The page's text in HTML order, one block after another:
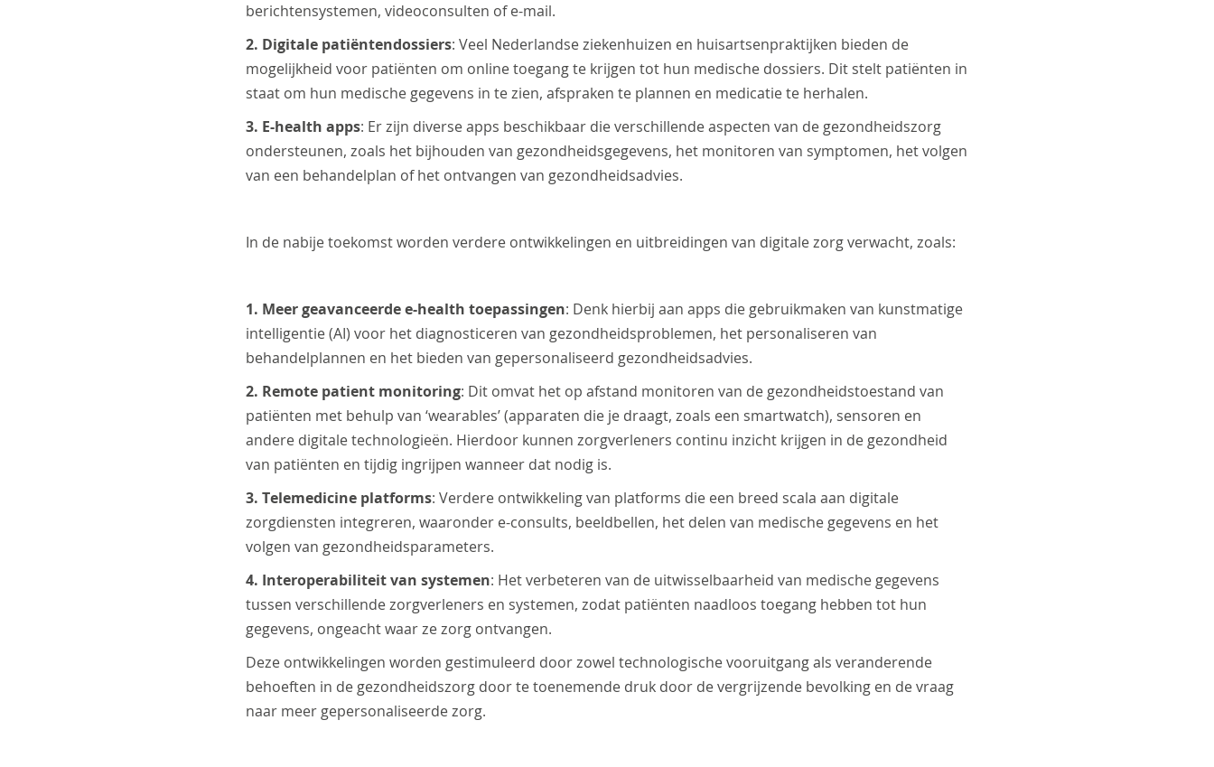
berichtensystemen, videoconsulten of e-mail.
2. Digitale patiëntendossiers: Veel Nederlandse ziekenhuizen en huisartsenpraktijken bieden de
mogelijkheid voor patiënten om online toegang te krijgen tot hun medische dossiers. Dit stelt patiënten in
staat om hun medische gegevens in te zien, afspraken te plannen en medicatie te herhalen.
3. E-health apps: Er zijn diverse apps beschikbaar die verschillende aspecten van de gezondheidszorg
ondersteunen, zoals het bijhouden van gezondheidsgegevens, het monitoren van symptomen, het volgen
van een behandelplan of het ontvangen van gezondheidsadvies.
In de nabije toekomst worden verdere ontwikkelingen en uitbreidingen van digitale zorg verwacht, zoals:
1. Meer geavanceerde e-health toepassingen: Denk hierbij aan apps die gebruikmaken van kunstmatige
intelligentie (AI) voor het diagnosticeren van gezondheidsproblemen, het personaliseren van
behandelplannen en het bieden van gepersonaliseerd gezondheidsadvies.
2. Remote patient monitoring: Dit omvat het op afstand monitoren van de gezondheidstoestand van
patiënten met behulp van ‘wearables’ (apparaten die je draagt, zoals een smartwatch), sensoren en
andere digitale technologieën. Hierdoor kunnen zorgverleners continu inzicht krijgen in de gezondheid
van patiënten en tijdig ingrijpen wanneer dat nodig is.
3. Telemedicine platforms: Verdere ontwikkeling van platforms die een breed scala aan digitale
zorgdiensten integreren, waaronder e-consults, beeldbellen, het delen van medische gegevens en het
volgen van gezondheidsparameters.
4. Interoperabiliteit van systemen: Het verbeteren van de uitwisselbaarheid van medische gegevens
tussen verschillende zorgverleners en systemen, zodat patiënten naadloos toegang hebben tot hun
gegevens, ongeacht waar ze zorg ontvangen.
Deze ontwikkelingen worden gestimuleerd door zowel technologische vooruitgang als veranderende
behoeften in de gezondheidszorg door te toenemende druk door de vergrijzende bevolking en de vraag
naar meer gepersonaliseerde zorg.